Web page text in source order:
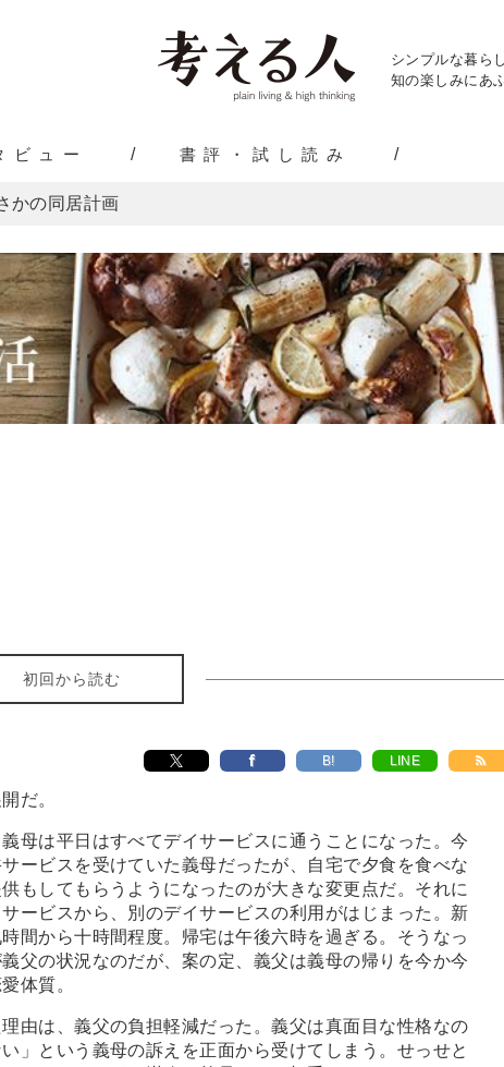
シンプルな暮ら
知の楽しみにあ
ビュー 書評・試し読み
かの同居計画
初回から読む
B! LINE
だ。
母は平日はすべてデイサービスに通うことになった。今
ービスを受けていた義母だったが、自宅で夕食を食べな
もしてもらうようになったのが大きな変更点だ。それに
ービスから、別のデイサービスの利用がはじまった。新
間から十時間程度。帰宅は午後六時を過ぎる。そうなっ
父の状況なのだが、案の定、義父は義母の帰りを今か今
体質。
由は、義父の負担軽減だった。義父は真面目な性格なの
」という義母の訴えを正面から受けてしまう。せっせと